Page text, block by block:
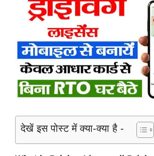
देखें इस पोस्ट में क्या-क्या है -